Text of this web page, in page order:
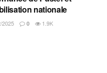
nationale
0 1.9K